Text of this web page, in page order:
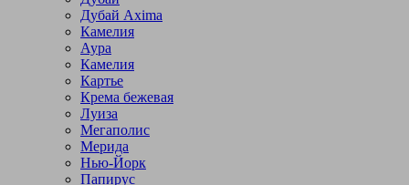
Дубай Axima
Камелия
Аура
Камелия
Картье
Крема бежевая
Луиза
Мегаполис
Мерида
Нью-Йорк
Папирус